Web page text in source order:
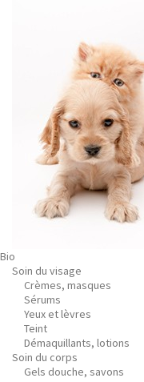
Bio
Soin du visage
Crèmes, masques
Sérums
Yeux et lèvres
Teint
Démaquillants, lotions
Soin du corps
Gels douche, savons